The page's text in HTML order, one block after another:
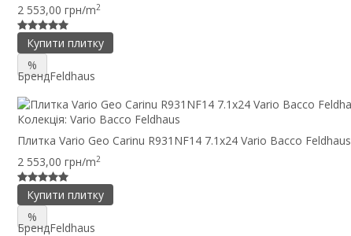
2 553,00 грн/m2
Купити плитку
%
БрендFeldhaus
Колекція: Vario Bacco Feldhaus
Плитка Vario Geo Carinu R931NF14 7.1x24 Vario Bacco Feldhaus
2 553,00 грн/m2
Купити плитку
%
БрендFeldhaus